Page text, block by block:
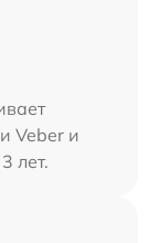
Veber и
лет.